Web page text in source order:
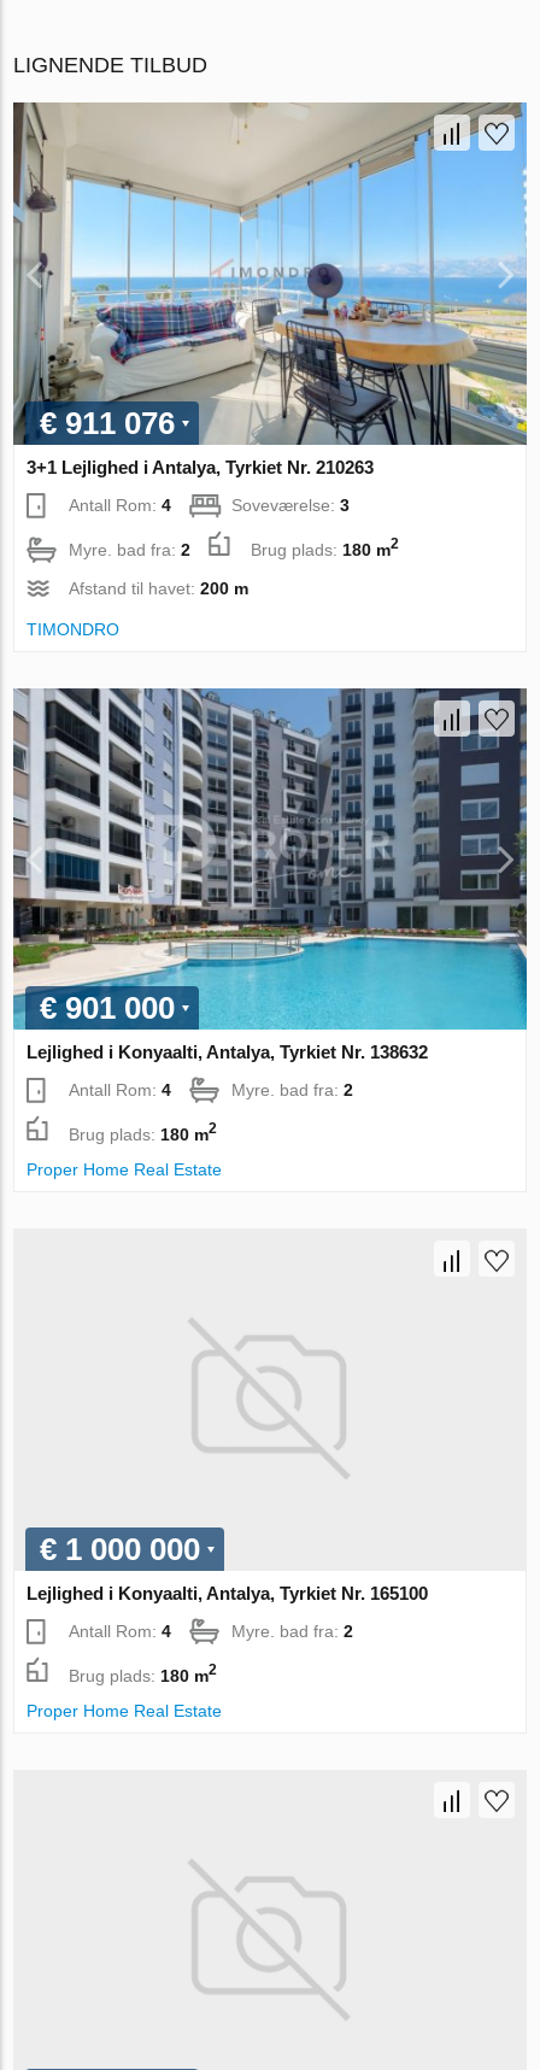
LIGNENDE TILBUD
€ 911 076
3+1 Lejlighed i Antalya, Tyrkiet Nr. 210263
Antall Rom:4 Soveværelse:3
Myre. bad fra:2 Brug plads: 180 m2
Afstand til havet:200 m
TIMONDRO
€ 901 000
Lejlighed i Konyaalti, Antalya, Tyrkiet Nr. 138632
Antall Rom:4 Myre. bad fra:2
Brug plads: 180 m2
Proper Home Real Estate
€ 1 000 000
Lejlighed i Konyaalti, Antalya, Tyrkiet Nr. 165100
Antall Rom:4 Myre. bad fra:2
Brug plads: 180 m2
Proper Home Real Estate